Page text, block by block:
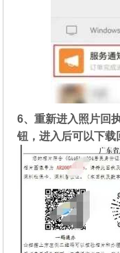
6、重新进入照片回
钮，进入后可以下载